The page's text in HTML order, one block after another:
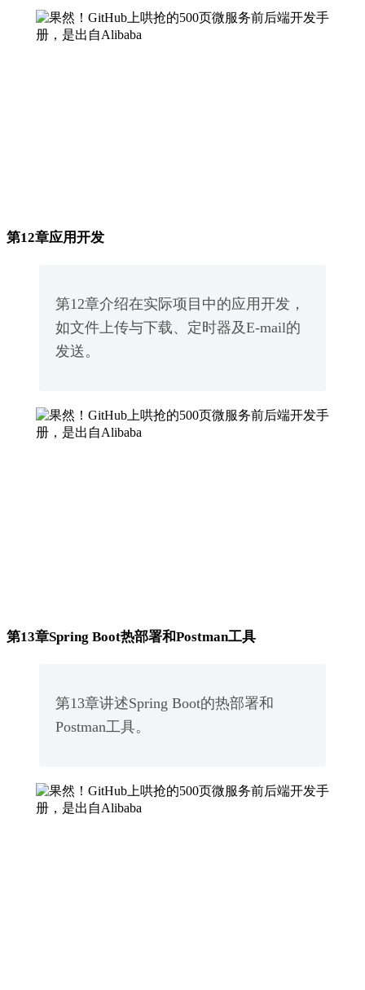
第12章应用开发
第12章介绍在实际项目中的应用开发，
如文件上传与下载、定时器及E-mail的
发送。
第13章Spring Boot热部署和Postman工具
第13章讲述Spring Boot的热部署和
Postman工具。